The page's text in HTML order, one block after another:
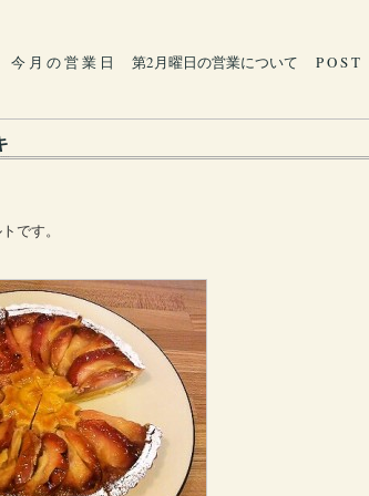
今 月 の 営 業 日 第2月曜日の営業について P O S T
です。